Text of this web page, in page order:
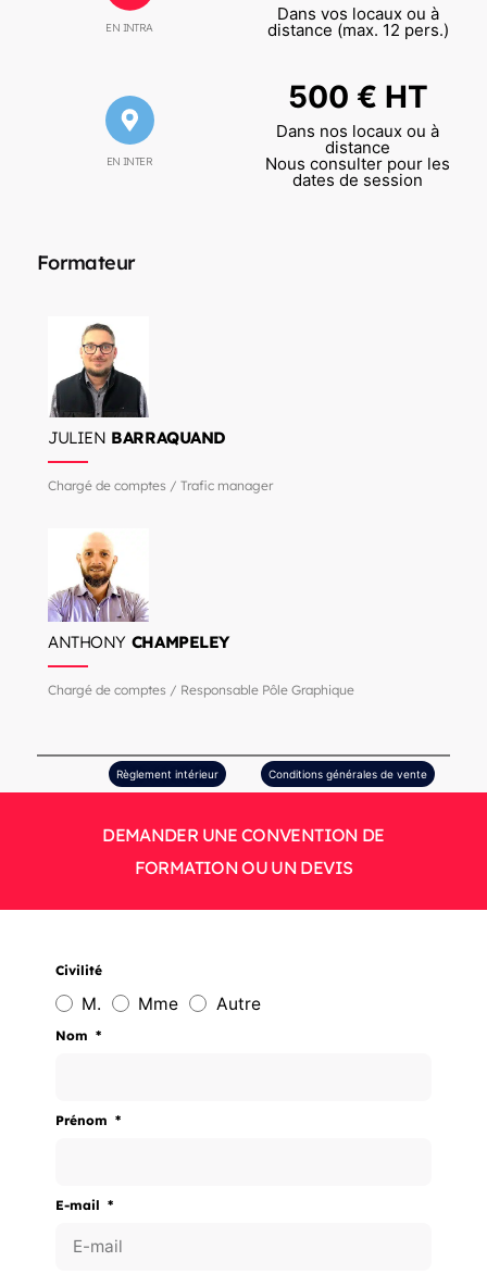
EN INTRA
Dans vos locaux ou à
distance (max. 12 pers.)
EN INTER
500 € HT
Dans nos locaux ou à
distance
Nous consulter pour les
dates de session
Formateur
JULIEN BARRAQUAND
Chargé de comptes / Trafic manager
ANTHONY CHAMPELEY
Chargé de comptes / Responsable Pôle Graphique
Règlement intérieur Conditions générales de vente
DEMANDER UNE CONVENTION DE
FORMATION OU UN DEVIS
Civilité
M. Mme Autre
Nom
Prénom
E-mail